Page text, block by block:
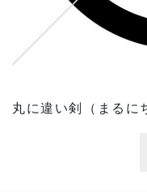
丸に違い剣（まるに